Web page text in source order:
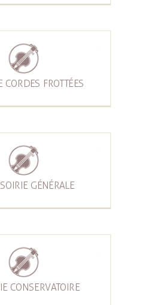
CORDES FROTTÉES
GÉNÉRALE
CONSERVATOIRE